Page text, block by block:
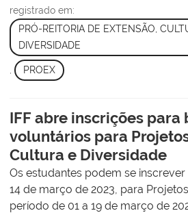
registrado em:
PRÓ-REITORIA DE EXTENSÃO,
DIVERSIDADE
PROEX
IFF abre inscrições para
voluntários para
Cultura e Diversidade
Os estudantes podem se
14 de março de 2023, para
período de 01 a 19 de março de